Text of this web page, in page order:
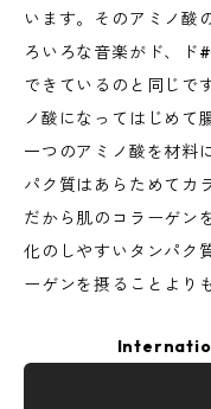
います。そのアミノ酸
ろいろな音楽がド、ド
できているのと同じで
ノ酸になってはじめて
一つのアミノ酸を材料
パク質はあらためてカ
だから肌のコラーゲン
化のしやすいタンパク
ーゲンを摂ることより